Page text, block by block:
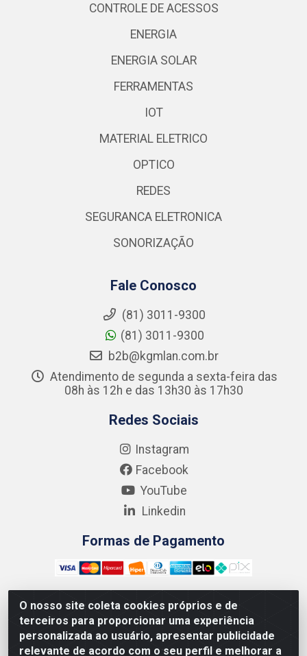
O nosso site coleta cookies próprios e de
terceiros para proporcionar uma experiência
personalizada ao usuário, apresentar publicidade
relevante de acordo com o seu perfil e melhorar a
CONTROLE DE ACESSOS
ENERGIA
ENERGIA SOLAR
FERRAMENTAS
IOT
MATERIAL ELETRICO
OPTICO
REDES
SEGURANCA ELETRONICA
SONORIZAÇÃO
Fale Conosco
(81) 3011-9300
(81) 3011-9300
b2b@kgmlan.com.br
Atendimento de segunda a sexta-feira das
08h às 12h e das 13h30 às 17h30
Redes Sociais
Instagram
Facebook
YouTube
Linkedin
Formas de Pagamento
Kgmlan Distribuidora LTDA - CNPJ 18.217.682/0001-54 -
Rua Pedro de Barros Cavalcante, 58 - Bultrins, Olinda/PE
- CEP 53320-110